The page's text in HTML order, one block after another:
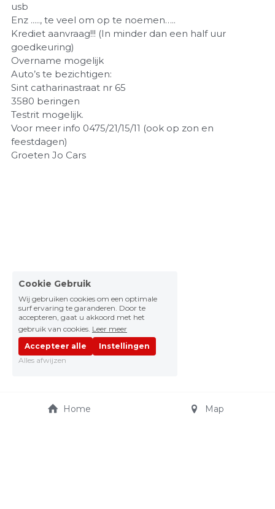
usb
Enz ....., te veel om op te noemen…..
Krediet aanvraag!!! (In minder dan een half uur
goedkeuring)
Overname mogelijk
Auto’s te bezichtigen:
Sint catharinastraat nr 65
3580 beringen
Testrit mogelijk.
Voor meer info 0475/21/15/11 (ook op zon en
feestdagen)
Groeten Jo Cars
Home Map
Cookie Gebruik
Wij gebruiken cookies om een optimale
surf ervaring te garanderen. Door te
accepteren, gaat u akkoord met het
gebruik van cookies. Leer meer
Accepteer alle
Instellingen
Alles afwijzen